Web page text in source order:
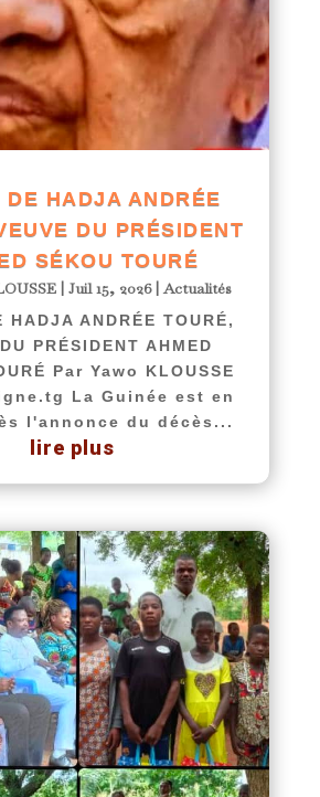
DE HADJA ANDRÉE
DU PRÉSIDENT
SÉKOU TOURÉ
|Juil 15, 2026|Actualités
HADJA ANDRÉE TOURÉ,
PRÉSIDENT AHMED
Par Yawo KLOUSSE
La Guinée est en
l'annonce du décès...
lire plus